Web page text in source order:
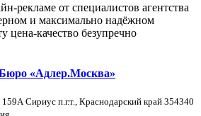
рекламе от специалистов агентства
и максимально надёжном
цена-качество безупречно
«Адлер.Москва»
Сириус п.г.т., Краснодарский край 354340